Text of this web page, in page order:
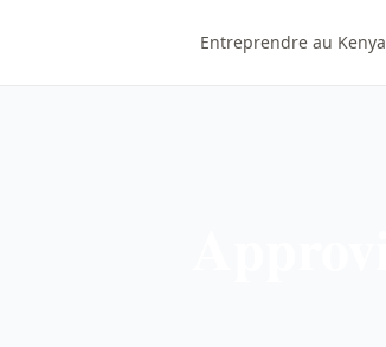
Entreprendre au Kenya